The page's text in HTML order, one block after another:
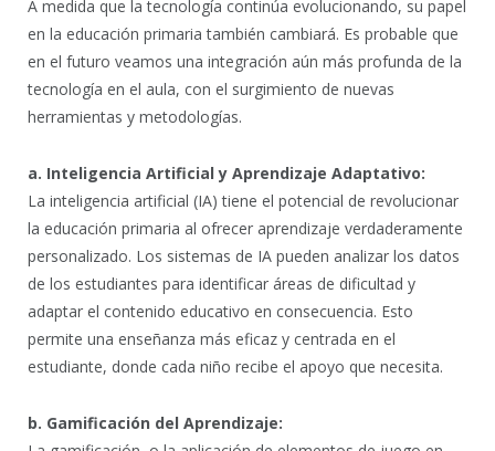
A medida que la tecnología continúa evolucionando, su papel
en la educación primaria también cambiará. Es probable que
en el futuro veamos una integración aún más profunda de la
tecnología en el aula, con el surgimiento de nuevas
herramientas y metodologías.
a. Inteligencia Artificial y Aprendizaje Adaptativo:
La inteligencia artificial (IA) tiene el potencial de revolucionar
la educación primaria al ofrecer aprendizaje verdaderamente
personalizado. Los sistemas de IA pueden analizar los datos
de los estudiantes para identificar áreas de dificultad y
adaptar el contenido educativo en consecuencia. Esto
permite una enseñanza más eficaz y centrada en el
estudiante, donde cada niño recibe el apoyo que necesita.
b. Gamificación del Aprendizaje: